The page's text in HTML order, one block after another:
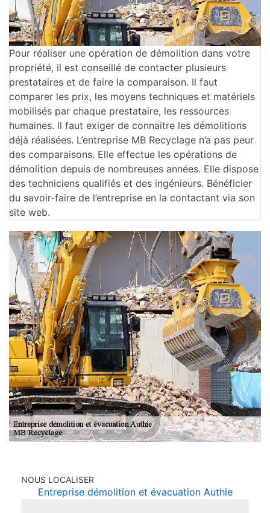
Pour réaliser une opération de démolition dans votre
propriété, il est conseillé de contacter plusieurs
prestataires et de faire la comparaison. Il faut
comparer les prix, les moyens techniques et matériels
mobilisés par chaque prestataire, les ressources
humaines. Il faut exiger de connaitre les démolitions
déjà réalisées. L’entreprise MB Recyclage n’a pas peur
des comparaisons. Elle effectue les opérations de
démolition depuis de nombreuses années. Elle dispose
des techniciens qualifiés et des ingénieurs. Bénéficier
du savoir-faire de l’entreprise en la contactant via son
site web.
NOUS LOCALISER
Entreprise démolition et évacuation Authie